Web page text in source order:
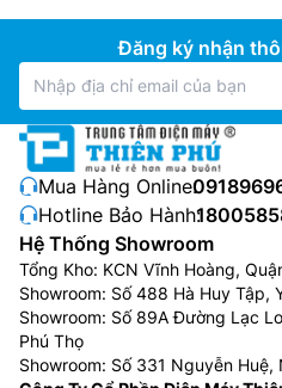
chiều vừa có khả năng làm
thể làm ấm trong mùa
hòa Midea 1 chiều, phù
đông và mùa hè.
Dòng
điều hòa Midea inverter
trung vào phân khúc tầm
inverter sử dụng máy nén
inverter tiết kiệm điện cùng
khác.
Ưu điểm của Điều
22000btu-24000btu, 1
Đăng ký nhận
Mua Hàng Online:
Hotline Bảo Hành:
Hệ Thống Showroom
Tổng Kho: KCN Vĩnh Hoàng,
Showroom: Số 488 Hà Huy Tập,
Showroom: Số 89A Đường Lạc
Phú Thọ
Showroom: Số 331 Nguyễn Huệ,